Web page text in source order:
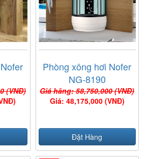
(VNĐ)
Phòng xông hơi Nofer
NG-8190
Giá hãng: 58,750,000 (VNĐ)
Giá: 48,175,000 (VNĐ)
Đặt Hàng